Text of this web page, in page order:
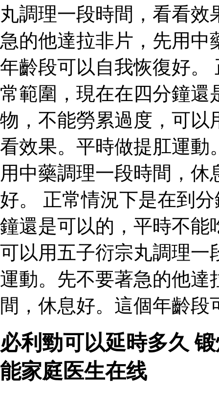
丸調理一段時間，看看
急的他達拉非片，先用中
年齡段可以自我恢復好。
常範圍，現在在四分鐘還
物，不能勞累過度，可以
看效果。平時做提肛運動
用中藥調理一段時間，
好。 正常情況下是在到
鐘還是可以的，平時不能
可以用五子衍宗丸調理一
運動。先不要著急的他達
間，休息好。這個年齡段
必利勁可以延時多久
能家庭医生在线